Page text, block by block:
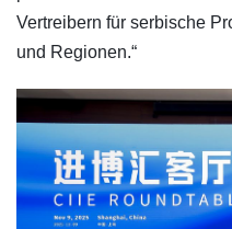
Vertreibern für serbische
und Regionen.“